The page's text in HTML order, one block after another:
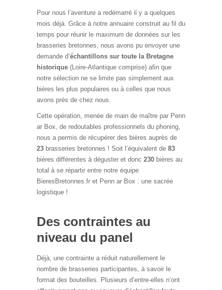
Pour nous l’aventure a redémarré il y a quelques
mois déjà. Grâce à notre annuaire construit au fil du
temps pour réunir le maximum de données sur les
brasseries bretonnes, nous avons pu envoyer une
demande d’échantillons sur toute la Bretagne
historique (Loire-Atlantique comprise) afin que
notre sélection ne se limite pas simplement aux
bières les plus populaires ou à celles que nous
avons près de chez nous.
Cette opération, menée de main de maître par Penn
ar Box, de redoutables professionnels du phoning,
nous a permis de récupérer des bières auprès de
23 brasseries bretonnes ! Soit l’équivalent de 83
bières différentes à déguster et donc 230 bières au
total à se répartir entre notre équipe
BieresBretonnes.fr et Penn ar Box : une sacrée
logistique !
Des contraintes au
niveau du panel
Déjà, une contrainte a réduit naturellement le
nombre de brasseries participantes, à savoir le
format des bouteilles. Plusieurs d’entre-elles n’ont